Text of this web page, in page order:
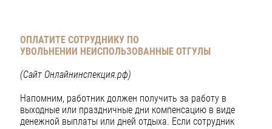
ОПЛАТИТЕ СОТРУДНИКУ ПО
УВОЛЬНЕНИИ НЕИСПОЛЬЗОВАННЫЕ ОТГУЛЫ
(Сайт Онлайнинспекция.рф)
Напомним, работник должен получить за работу в
выходные или праздничные дни компенсацию в виде
денежной выплаты или дней отдыха. Если сотрудник